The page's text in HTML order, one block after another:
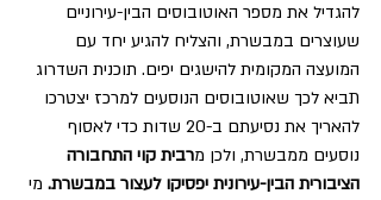
להגדיל את מספר האוטובוסים הבין-עירוניים
שעוצרים במבשרת, והצליח להגיע יחד עם
המועצה המקומית להישגים יפים. תוכנית השדרוג
תביא לכך שאוטובוסים הנוסעים למרכז יצטרכו
להאריך את נסיעתם ב-20 שדות כדי לאסוף
נוסעים ממבשרת, ולכן מרבית קוי התחבורה
הציבורית הבין-עירונית יפסיקו לעצור במבשרת. מי